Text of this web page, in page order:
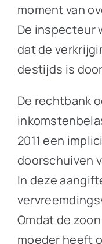
moment van
De inspecteur
dat de
destijds is
De rechtbank
2011 een
doorschuiven
In deze
Omdat de
moeder heeft